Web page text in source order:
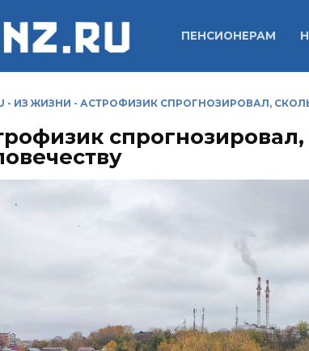
ПЕНСИОНЕРАМ
- ИЗ ЖИЗНИ - АСТРОФИЗИК СПРОГНОЗИРОВАЛ,
спрогнозировал,